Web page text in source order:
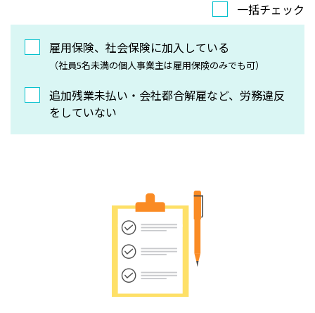
一括チェック
雇用保険、社会保険に加入している
（社員5名未満の個人事業主は雇用保険のみでも可）
追加残業未払い・会社都合解雇など、労務違反
をしていない